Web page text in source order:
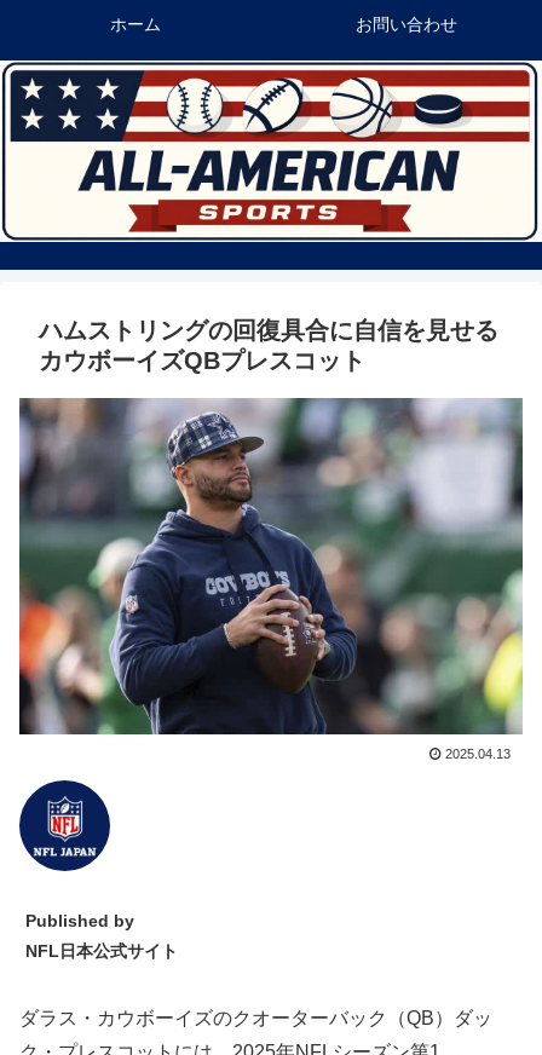
ホーム お問い合わせ
ハムストリングの回復具合に自信を見せる
カウボーイズQBプレスコット
2025.04.13
Published by
NFL日本公式サイト
ダラス・カウボーイズのクオーターバック（QB）ダッ